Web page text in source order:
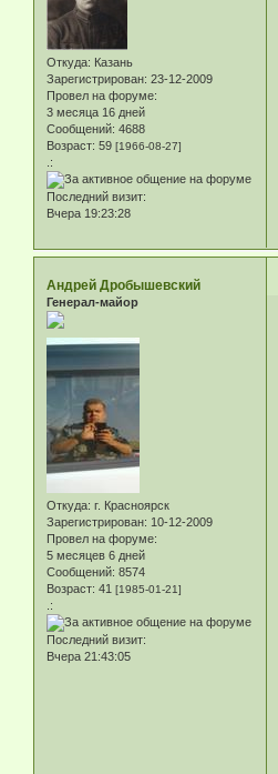
Откуда: Казань
Зарегистрирован: 23-12-2009
Провел на форуме:
3 месяца 16 дней
Сообщений: 4688
Возраст: 59 [1966-08-27]
.:
Последний визит:
Вчера 19:23:28
Андрей Дробышевский
Генерал-майор
Откуда: г. Красноярск
Зарегистрирован: 10-12-2009
Провел на форуме:
5 месяцев 6 дней
Сообщений: 8574
Возраст: 41 [1985-01-21]
.:
Последний визит:
Вчера 21:43:05